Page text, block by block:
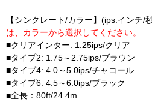
【シンクレート/カラー】(ips:インチ/
は、カラーから選択してください。
■クリアインター: 1.25ips/クリア
■タイプ2: 1.75～2.75ips/ブラウン
■タイプ4: 4.0～5.0ips/チャコール
■タイプ6: 4.5～6.0ips/ブラック
■全長：80ft/24.4m